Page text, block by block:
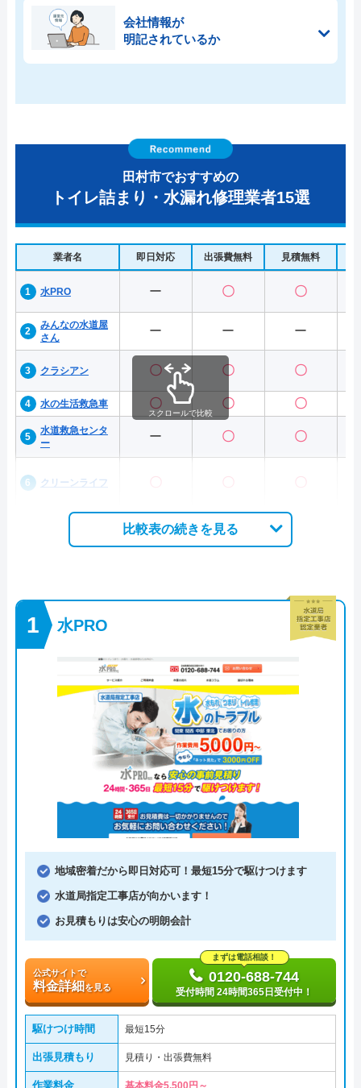
会社情報が
明記されているか
田村市でおすすめの
トイレ詰まり・水漏れ修理業者15選
業者名 即日対応 出張費無料 見積無料
水PRO ー 〇 〇
みんなの水道屋
さん
ー ー ー
クラシアン 〇 〇 〇
水の生活救急車 〇 〇 〇
水道救急センタ
ー
ー 〇 〇
クリーンライフ 〇 〇 〇
スクロールで比較
比較表の続きを見る
水PRO
地域密着だから即日対応可！最短15分で駆けつけます
水道局指定工事店が向かいます！
お見積もりは安心の明朗会計
公式サイトで
料金詳細を見る
まずは電話相談！
0120-688-744
受付時間 24時間365日受付中！
駆けつけ時間 最短15分
出張見積もり 見積り・出張費無料
作業料金 基本料金5,500円～